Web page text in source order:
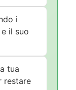
i
il suo
tua
restare